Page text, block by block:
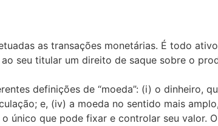
as transações monetárias. É todo
seu titular um direito de saque sobre o
definições de “moeda”: (i) o dinheiro,
e, (iv) a moeda no sentido mais
único que pode fixar e controlar seu valor.